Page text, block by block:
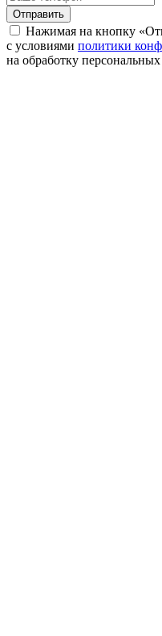
Отправить
Нажимая на кнопку
с условиями политики
на обработку